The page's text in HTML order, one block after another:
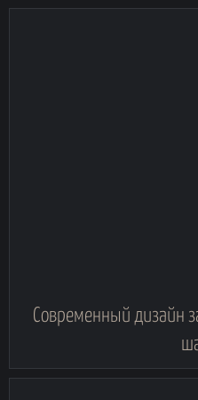
Современный дизайн